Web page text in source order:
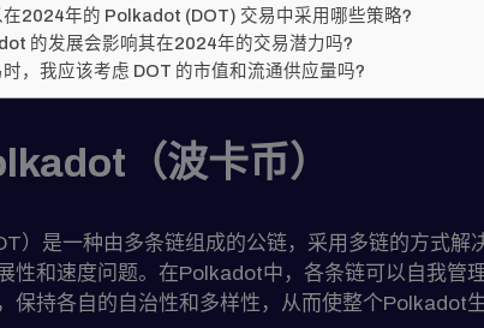
在2024年的 Polkadot (DOT) 交易中采用哪些策略?
的发展会影响其在2024年的交易潜力吗?
，我应该考虑 DOT 的市值和流通供应量吗?
（波卡币）
）是一种由多条链组成的公链，采用多链的方式解
性和速度问题。在Polkadot中，各条链可以自我管
保持各自的自治性和多样性，从而使整个Polkadot